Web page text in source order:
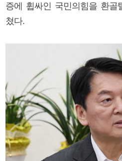
증에 휩싸인 국민의힘을 환골
쳤다.